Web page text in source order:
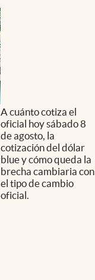
A cuánto cotiza el
oficial hoy sábado 8
de agosto, la
cotización del dólar
blue y cómo queda la
brecha cambiaria con
el tipo de cambio
oficial.